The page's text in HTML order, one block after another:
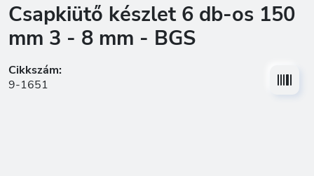
Csapkiütő készlet 6 db-os 150
mm 3 - 8 mm - BGS
Cikkszám:
9-1651